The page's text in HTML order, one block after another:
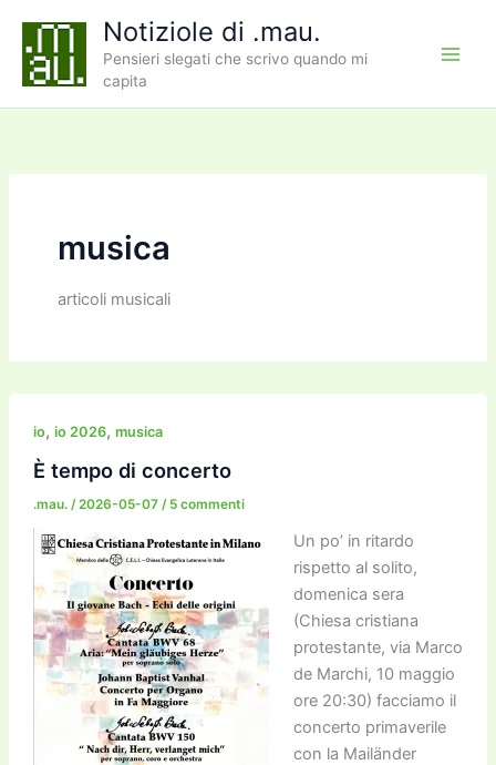
contenuto
Notiziole di .mau.
Pensieri slegati che scrivo quando mi
capita
musica
articoli musicali
io, io 2026, musica
È tempo di concerto
.mau. /2026-05-07 / 5 commenti
Un po’ in ritardo
rispetto al solito,
domenica sera
(Chiesa cristiana
protestante, via Marco
de Marchi, 10 maggio
ore 20:30) facciamo il
concerto primaverile
con la Mailänder